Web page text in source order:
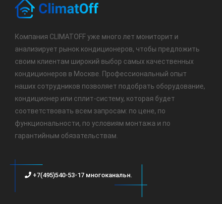
Компания CLIMATOFF уже много лет мониторит и
анализирует рынок кондиционеров, чтобы предложить
своим клиентам широкий выбор самых качественных
кондиционеров в Москве. Профессиональный опыт
наших сотрудников позволяет подобрать оборудование,
кондиционер или сплит-систему, которая будет
соответствовать всем запросам: по цене, по
функциональности, по условиям монтажа и по
гарантийным обязательствам.
+7(495)540-53-17 многоканальн.